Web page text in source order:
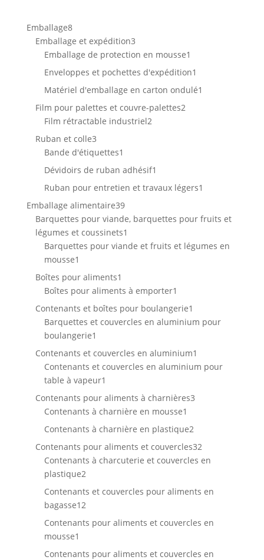
Emballage88
produits
Emballage et expédition33
produits
Emballage de protection en mousse1
produit
Enveloppes et pochettes d'expédition1
produit
Matériel d'emballage en carton ondulé1
Film pour palettes et couvre-palettes22
Film rétractable industriel22
Ruban et colle33
produits
Bande d'étiquettes1
produit
Dévidoirs de ruban adhésif1
produit
Ruban pour entretien et travaux légers1
Emballage alimentaire3939
produits
Barquettes pour viande, barquettes pour fruits et
légumes et coussinets1
produit
Barquettes pour viande et fruits et légumes en
mousse1
produit
Boîtes pour aliments1
produit
Boîtes pour aliments à emporter1
produit
Contenants et boîtes pour boulangerie1
produit
Barquettes et couvercles en aluminium pour
boulangerie1
produit
Contenants et couvercles en aluminium1
produit
Contenants et couvercles en aluminium pour
table à vapeur1
produit
Contenants pour aliments à charnières33
Contenants à charnière en mousse1
produit
Contenants à charnière en plastique22
produits
Contenants pour aliments et couvercles3232
produits
Contenants à charcuterie et couvercles en
plastique22
produits
Contenants et couvercles pour aliments en
bagasse1212
produits
Contenants pour aliments et couvercles en
mousse1
produit
Contenants pour aliments et couvercles en